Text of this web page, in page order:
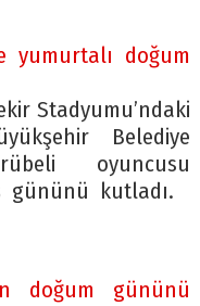
yumurtalı doğum
Stadyumu’ndaki
Belediye
oyuncusu
gününü kutladı.
doğum gününü